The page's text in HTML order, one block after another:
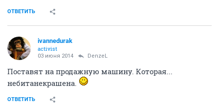
ОТВЕТИТЬ
ivannedurak
activist
03 июня 2014 DenzeL
Поставят на продажную машину. Которая...
небитанекрашена.
ОТВЕТИТЬ